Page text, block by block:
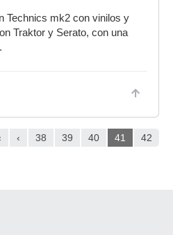
Technics mk2 con vinilos y
Traktor y Serato, con una
‹ 38 39 40 41 42